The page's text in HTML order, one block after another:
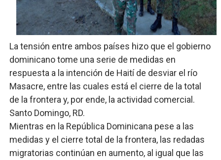
Operativo interagencial frena delitos ambientales y
-Propeep y Gestión Presidencial encabezan entrega
Ministerio de Defensa siembra esperanza y protege
MICM y CECCOM retienen 213,355 galones de
Bienes Nacionales recauda más de RD 57 millones en
La tensión entre ambos países hizo que el gobierno
dominicano tome una serie de medidas en
respuesta a la intención de Haití de desviar el río
Masacre, entre las cuales está el cierre de la total
de la frontera y, por ende, la actividad comercial.
Santo Domingo, RD.
Mientras en la República Dominicana pese a las
medidas y el cierre total de la frontera, las redadas
migratorias continúan en aumento, al igual que las